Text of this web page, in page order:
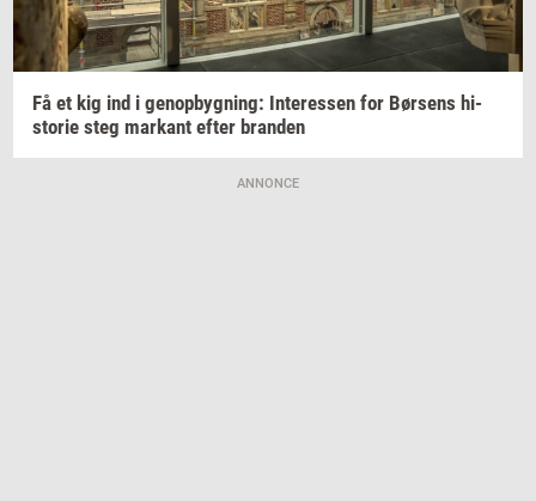
Få et kig ind i genop­byg­ning: In­ter­es­sen for Bør­sens hi­
sto­rie steg mar­kant efter bran­den
ANNONCE